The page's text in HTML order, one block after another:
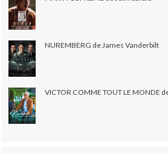
NUREMBERG de James Vanderbilt
VICTOR COMME TOUT LE MONDE